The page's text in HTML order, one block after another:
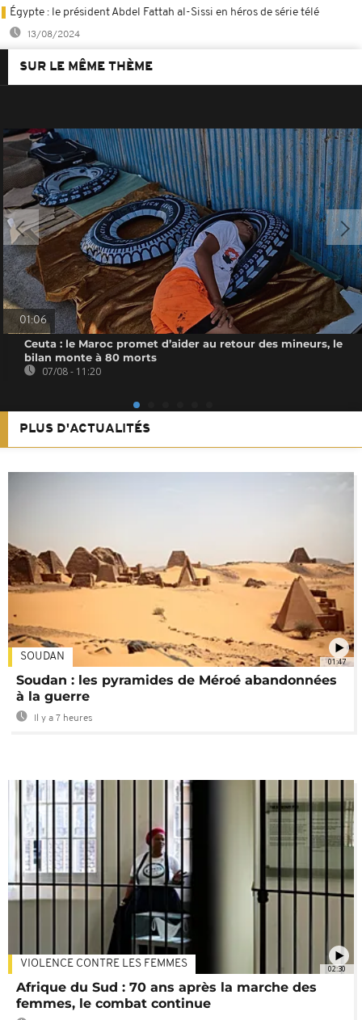
Égypte : le président Abdel Fattah al-Sissi en héros de série télé
13/08/2024
SUR LE MÊME THÈME
01:06
Ceuta : le Maroc promet d’aider au retour des mineurs, le
bilan monte à 80 morts
07/08 - 11:20
PLUS D'ACTUALITÉS
01:47
SOUDAN
Soudan : les pyramides de Méroé abandonnées
à la guerre
Il y a 7 heures
02:30
VIOLENCE CONTRE LES FEMMES
Afrique du Sud : 70 ans après la marche des
femmes, le combat continue